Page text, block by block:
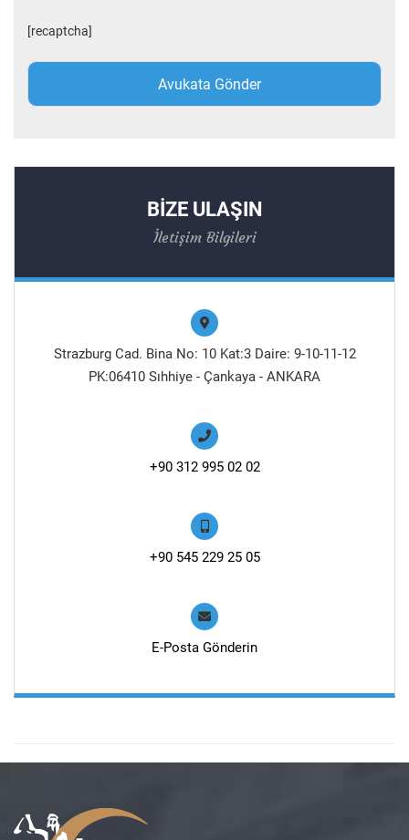
[recaptcha]
BİZE ULAŞIN
İletişim Bilgileri
Strazburg Cad. Bina No: 10 Kat:3 Daire: 9-10-11-12
PK:06410 Sıhhiye - Çankaya - ANKARA
+90 312 995 02 02
+90 545 229 25 05
E-Posta Gönderin